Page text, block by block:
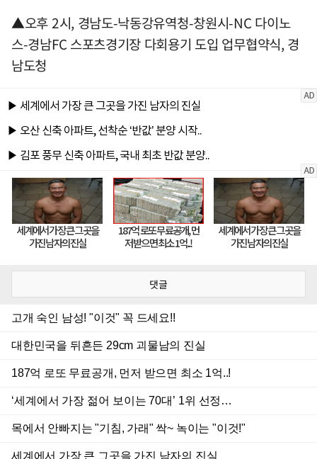
▲오후 2시, 경남도-낙동강유역청-창원시-NC 다이노
스-경남FC 스포츠경기장 다회용기 도입 업무협약식, 경
남도청
댓글